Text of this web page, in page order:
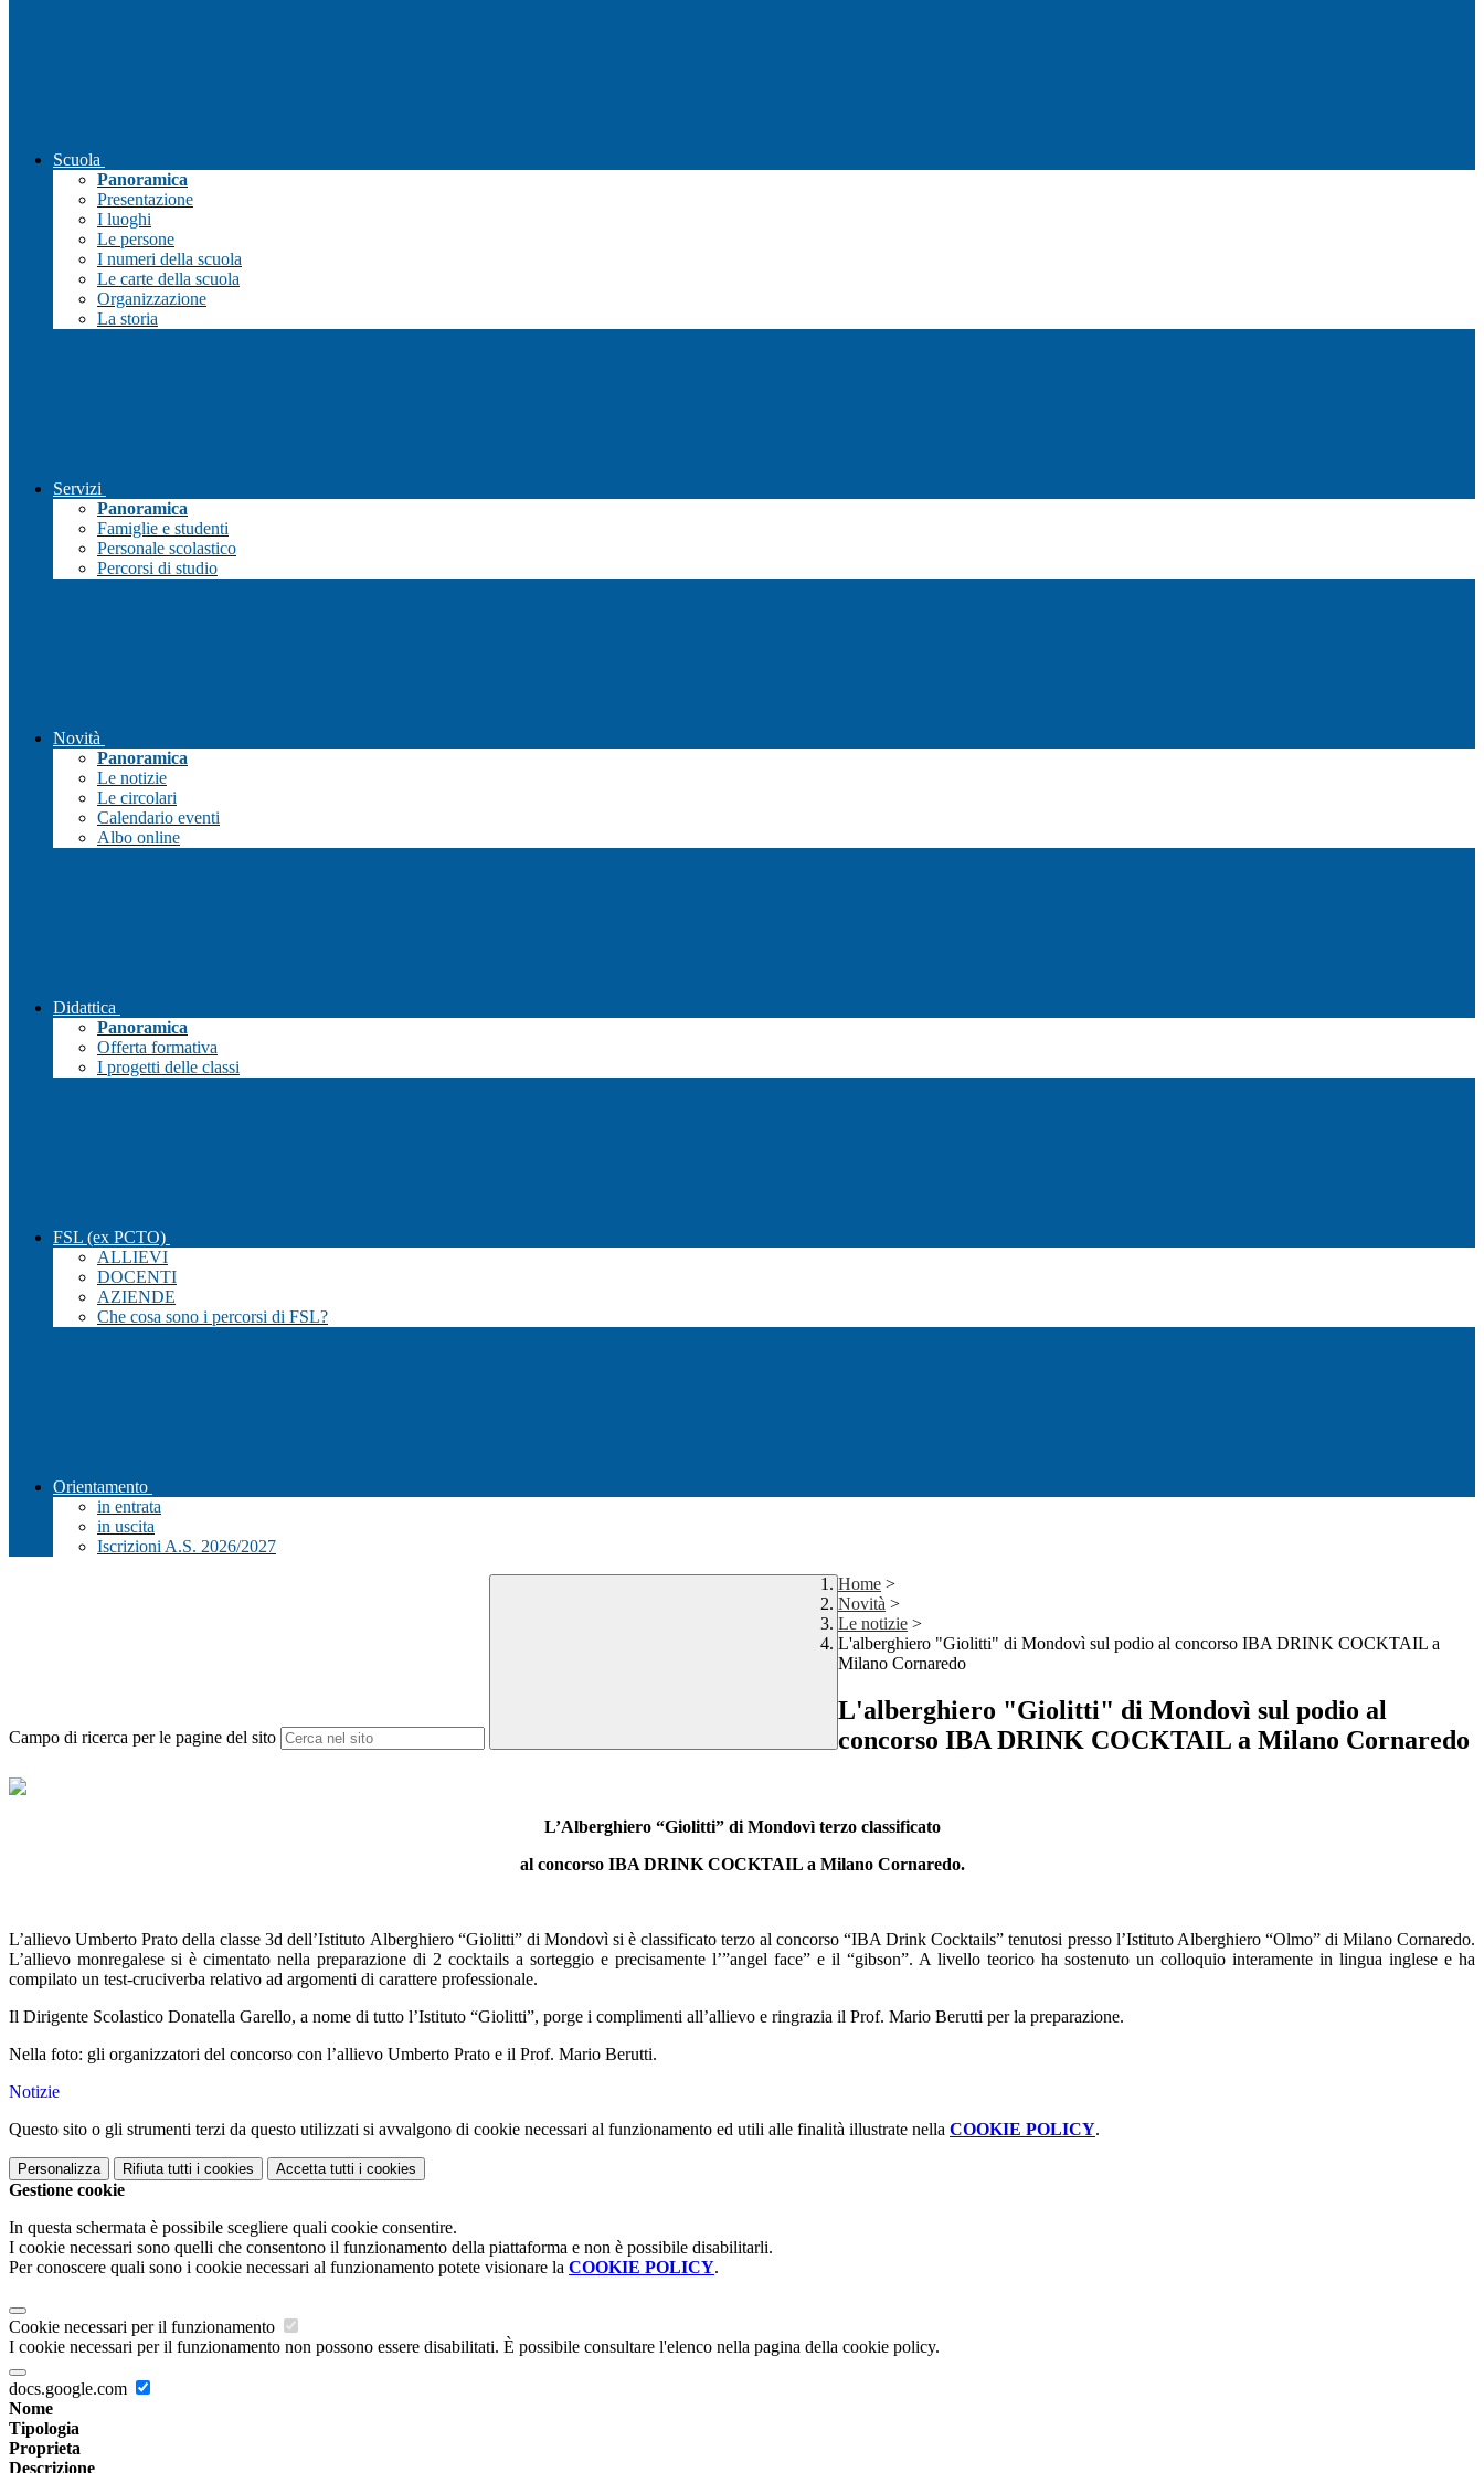
Scuola
Panoramica
Presentazione
I luoghi
Le persone
I numeri della scuola
Le carte della scuola
Organizzazione
La storia
Servizi
Panoramica
Famiglie e studenti
Personale scolastico
Percorsi di studio
Novità
Panoramica
Le notizie
Le circolari
Calendario eventi
Albo online
Didattica
Panoramica
Offerta formativa
I progetti delle classi
FSL (ex PCTO)
ALLIEVI
DOCENTI
AZIENDE
Che cosa sono i percorsi di FSL?
Orientamento
in entrata
in uscita
Iscrizioni A.S. 2026/2027
Campo di ricerca per le pagine del sito
Home >
Novità >
Le notizie >
L'alberghiero "Giolitti" di Mondovì sul podio al concorso IBA DRINK COCKTAIL a
Milano Cornaredo
L'alberghiero "Giolitti" di Mondovì sul podio al
concorso IBA DRINK COCKTAIL a Milano Cornaredo
L’Alberghiero “Giolitti” di Mondovì terzo classificato
al concorso IBA DRINK COCKTAIL a Milano Cornaredo.
L’allievo Umberto Prato della classe 3d dell’Istituto Alberghiero “Giolitti” di Mondovì si è classificato terzo al concorso “IBA Drink Cocktails” tenutosi presso l’Istituto Alberghiero “Olmo” di Milano Cornaredo.
L’allievo monregalese si è cimentato nella preparazione di 2 cocktails a sorteggio e precisamente l’”angel face” e il “gibson”. A livello teorico ha sostenuto un colloquio interamente in lingua inglese e ha
compilato un test-cruciverba relativo ad argomenti di carattere professionale.
Il Dirigente Scolastico Donatella Garello, a nome di tutto l’Istituto “Giolitti”, porge i complimenti all’allievo e ringrazia il Prof. Mario Berutti per la preparazione.
Nella foto: gli organizzatori del concorso con l’allievo Umberto Prato e il Prof. Mario Berutti.
Notizie
Questo sito o gli strumenti terzi da questo utilizzati si avvalgono di cookie necessari al funzionamento ed utili alle finalità illustrate nella COOKIE POLICY.
Personalizza Rifiuta tutti i cookies Accetta tutti i cookies
Gestione cookie
In questa schermata è possibile scegliere quali cookie consentire.
I cookie necessari sono quelli che consentono il funzionamento della piattaforma e non è possibile disabilitarli.
Per conoscere quali sono i cookie necessari al funzionamento potete visionare la COOKIE POLICY.
Cookie necessari per il funzionamento
I cookie necessari per il funzionamento non possono essere disabilitati. È possibile consultare l'elenco nella pagina della cookie policy.
docs.google.com
Nome
Tipologia
Proprieta
Descrizione